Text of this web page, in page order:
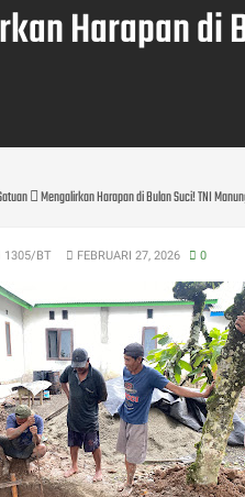
Harapan di
Mengalirkan Harapan di Bulan Suci! TNI
1305/BT FEBRUARI 27, 2026 0